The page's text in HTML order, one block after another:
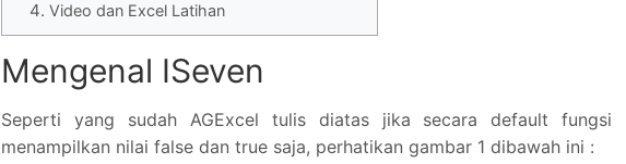
Video dan Excel Latihan
Mengenal ISeven
Seperti yang sudah AGExcel tulis diatas jika secara default fungsi
menampilkan nilai false dan true saja, perhatikan gambar 1 dibawah ini :